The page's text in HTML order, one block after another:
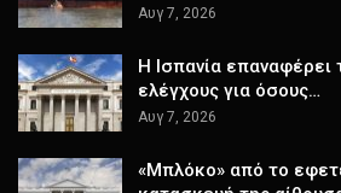
Αυγ 7, 2026
H Ισπανία επαναφέρει
ελέγχους για όσους…
Αυγ 7, 2026
«Μπλόκο» από το